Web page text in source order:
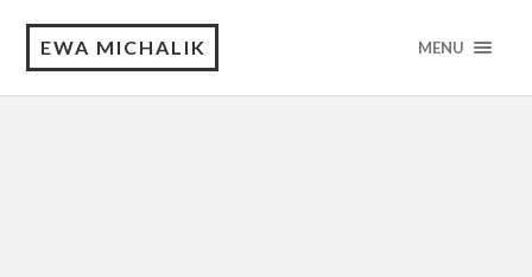
EWA MICHALIK MENU